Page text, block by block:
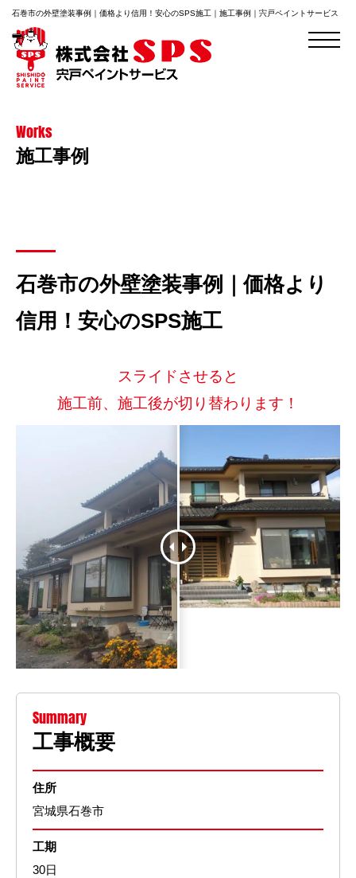
石巻市の外壁塗装事例｜価格より信用！安心のSPS施工｜施工事例｜宍戸ペイントサービス
Works
施工事例
石巻市の外壁塗装事例｜価格より
信用！安心のSPS施工
スライドさせると
施工前、施工後が切り替わります！
Summary
工事概要
住所
宮城県石巻市
工期
30日